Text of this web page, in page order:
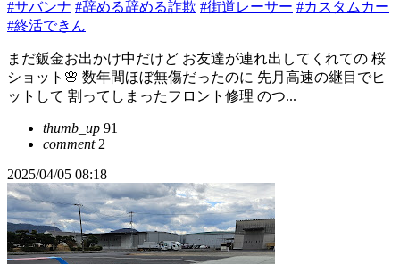
#サバンナ #辞める辞める詐欺 #街道レーサー #カスタムカー
#終活できん
まだ鈑金お出かけ中だけど お友達が連れ出してくれての 桜
ショット🌸 数年間ほぼ無傷だったのに 先月高速の継目でヒ
ットして 割ってしまったフロント修理 のつ...
thumb_up 91
comment2
2025/04/05 08:18